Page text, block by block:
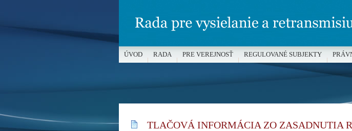
TLAČOVÁ INFORMÁCIA ZO ZASADNUTIA
ÚVOD RADA PRE VEREJNOSŤ REGULOVANÉ SUBJEKTY